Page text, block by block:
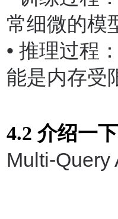
常细微的模
• 推理过程
能是内存受
4.2 介绍一下
Multi-Query